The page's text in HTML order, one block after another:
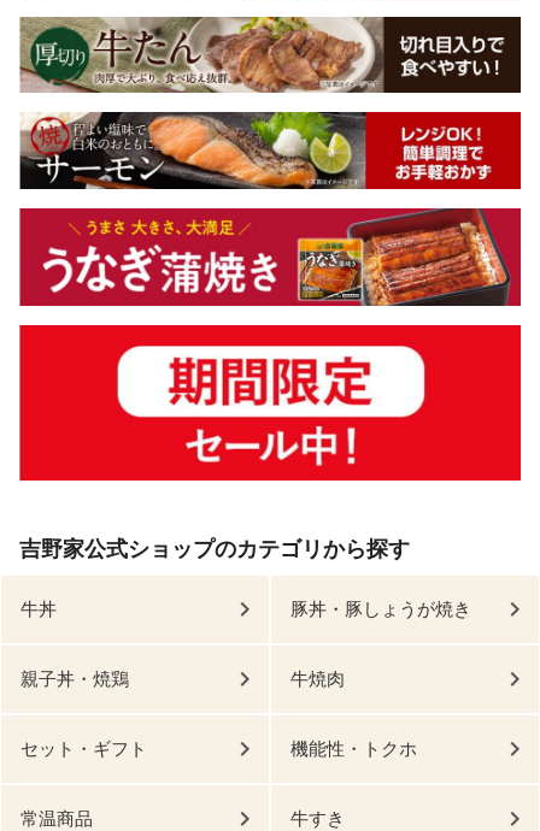
吉野家公式ショップのカテゴリから探す
牛丼 豚丼・豚しょうが焼き
親子丼・焼鶏 牛焼肉
セット・ギフト 機能性・トクホ
常温商品 牛すき